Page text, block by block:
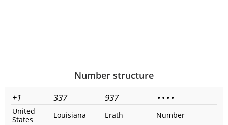
Number structure
+1 337 937 • • • •
United
States
Louisiana Erath Number